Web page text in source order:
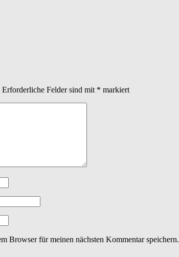
Erforderliche Felder sind mit * markiert
Browser für meinen nächsten Kommentar speichern.